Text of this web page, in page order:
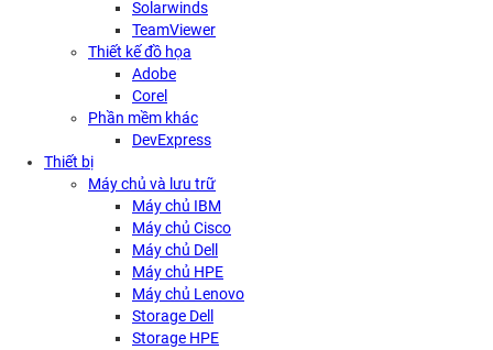
Solarwinds
TeamViewer
Thiết kế đồ họa
Adobe
Corel
Phần mềm khác
DevExpress
Thiết bị
Máy chủ và lưu trữ
Máy chủ IBM
Máy chủ Cisco
Máy chủ Dell
Máy chủ HPE
Máy chủ Lenovo
Storage Dell
Storage HPE